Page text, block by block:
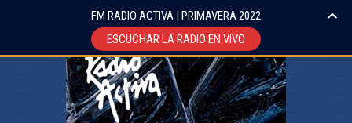
FM RADIO ACTIVA | PRIMAVERA 2022
ESCUCHAR LA RADIO EN VIVO